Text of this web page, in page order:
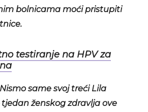
bolnicama moći pristupiti
testiranje na HPV za
same svoj treći Lila
ženskog zdravlja ove